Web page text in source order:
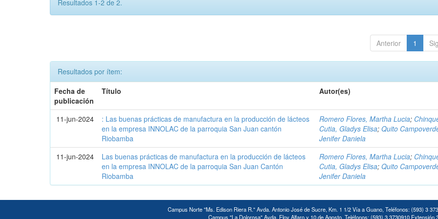
Resultados 1-2 de 2.
Anterior 1
Resultados por ítem:
Fecha de
publicación
Título Autor(es)
11-jun-2024
: Las buenas prácticas de manufactura en la producción de lácteos
en la empresa INNOLAC de la parroquia San Juan cantón
Riobamba
Romero Flores, Martha Lucia;
Cutia, Gladys Elisa;Quito
Jenifer Daniela
11-jun-2024
Las buenas prácticas de manufactura en la producción de lácteos
en la empresa INNOLAC de la parroquia San Juan Cantón
Riobamba
Romero Flores, Martha Lucia;
Cutia, Gladys Elisa;Quito
Jenifer Daniela
Campus Norte "Ms. Edison Riera R." Avda. Antonio José de Sucre, Km. 1 1/2 Vía a Guano, Teléfonos: (593) 3
Campus "La Dolorosa" Avda. Eloy Alfaro y 10 de Agosto. Teléfonos: (593) 3 3730910 Extensión